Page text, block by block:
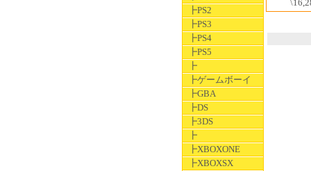
┣PS2
┣PS3
┣PS4
┣PS5
┣
┣ゲームボーイ
┣GBA
┣DS
┣3DS
┣
┣XBOXONE
┣XBOXSX